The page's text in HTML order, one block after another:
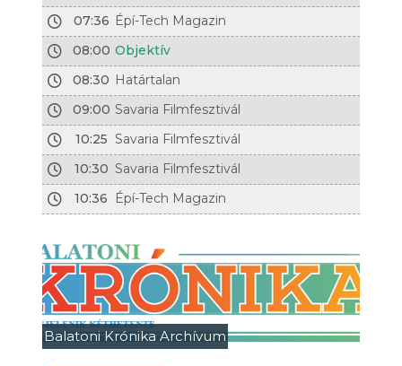
07:36 Épí-Tech Magazin
08:00 Objektív
08:30 Határtalan
09:00 Savaria Filmfesztivál
10:25 Savaria Filmfesztivál
10:30 Savaria Filmfesztivál
10:36
Épí-Tech Magazin
Balatoni Krónika Archívum